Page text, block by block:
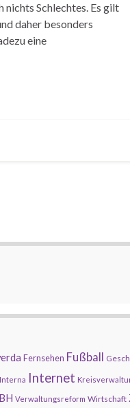
Schlechtes. Es gilt
daher besonders
eine
Fernsehen Fußball
Interna Internet
Verwaltungsreform Wirtschaft